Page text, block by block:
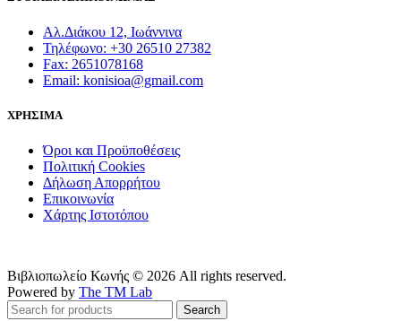
Αλ.Διάκου 12, Ιωάννινα
Τηλέφωνο: +30 26510 27382
Fax: 2651078168
Email: konisioa@gmail.com
ΧΡΗΣΙΜΑ
Όροι και Προϋποθέσεις
Πολιτική Cookies
Δήλωση Απορρήτου
Επικοινωνία
Χάρτης Ιστοτόπου
Βιβλιοπωλείο Κωνής © 2026 All rights reserved.
Powered by The TM Lab
Search